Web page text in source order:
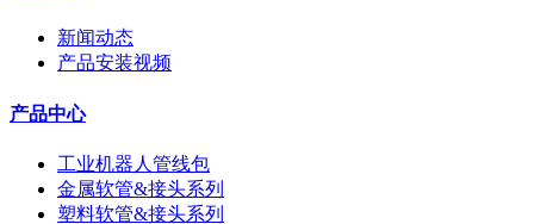
新闻动态
产品安装视频
产品中心
工业机器人管线包
金属软管&接头系列
塑料软管&接头系列